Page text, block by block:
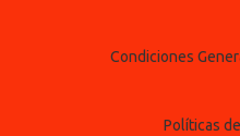
Condiciones
Políticas